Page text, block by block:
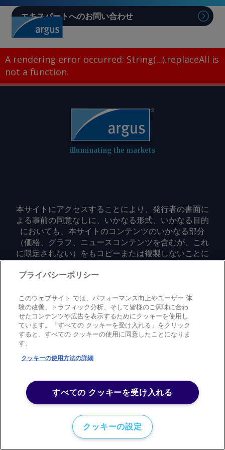
エキスパートへのお問い合わせ
A rendering error occurred: String(...).replaceAll is
not a function.
illuminating the markets
本サイトにアクセスすることにより、発行者の書面に
よる事前の同意なしに、いかなる形式、いかなる目的
においても、本サイトのコンテンツのいかなる部分
（価格、グラフ、ニュースコンテンツを含むが、これ
に限定されない）をもコピーまたは複製しないことに
同意するものとする。
© 2026 アーガス・メディア・グループ
Privacy policy TrademarkCopyright policyTerms of use
Modern slavery statementCareersContact usSupport
プライバシーポリシー
このウェブサイト では、パフォーマンス向上やユーザー 体
験の改善、トラフィック分析、そして皆様のご興味に合わ
せたコンテンツや広告を表示するためにクッキーを使用し
ています。「すべての クッキーを受け入れる」をクリック
すると、すべての クッキーの使用に同意したことになりま
す。
クッキーの使用方法の詳細
すべての クッキーを受け入れる
クッキーの設定